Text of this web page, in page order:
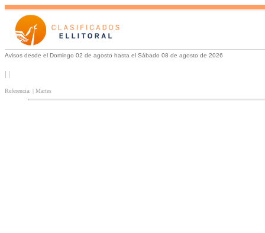
Avisos desde el Domingo 02 de agosto hasta el Sábado 08 de agosto de 2026
| |
Referencia: | Martes